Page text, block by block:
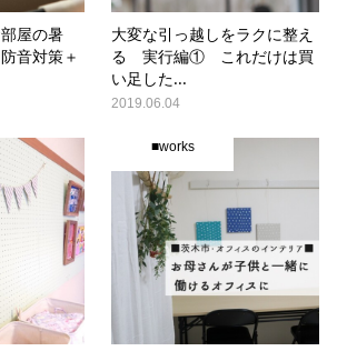
屋の暑
音対策＋
大変な引っ越しをラクに整え
る 実行編① これだけは買
い足した...
2019.06.04
■works